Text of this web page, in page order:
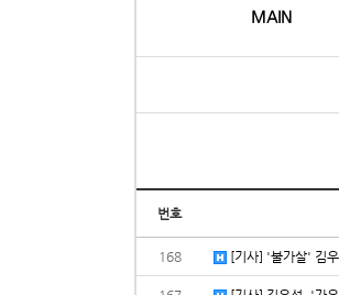
MAIN
번호
168 [기사] '불가살' 김